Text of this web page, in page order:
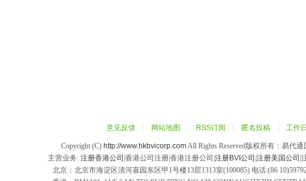
意见反馈 网站地图 RSS订阅 匿名投稿 工作
Copyright (C) http://www.hkbvicorp.comAll Rights Reserved版权所有：易代
主营业务: 注册香港公司 |香港公司注册|香港注册公司| 注册BVI公司 注册美国公司 |
北京：北京市海淀区清河嘉园东区甲1号楼13层1313室(100085) 电话:(86